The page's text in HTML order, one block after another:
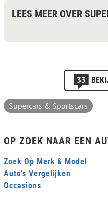
LEES MEER OVER
33
Supercars & Sportscars
OP ZOEK NAAR EEN
Zoek Op Merk & Model
Auto's Vergelijken
Occasions